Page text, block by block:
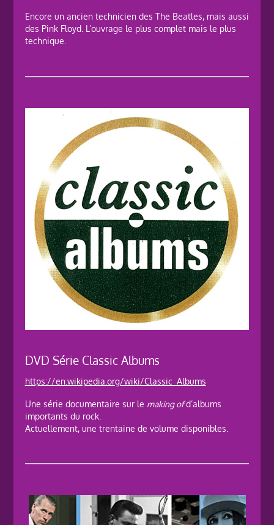
Encore un ancien technicien des The Beatles, mais aussi
des Pink Floyd. L’ouvrage le plus complet mais le plus
technique.
DVD Série Classic Albums
https://en.wikipedia.org/wiki/Classic_Albums
Une série documentaire sur le making ofd’albums
importants du rock.
Actuellement, une trentaine de volume disponibles.